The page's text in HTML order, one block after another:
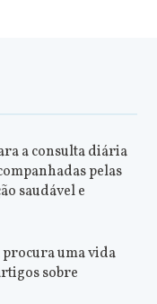
a consulta diária
pelas
saudável e
uma vida
sobre